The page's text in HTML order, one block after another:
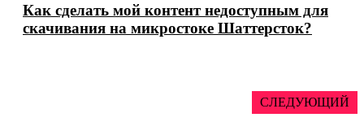
Как сделать мой контент недоступным для
скачивания на микростоке Шаттерсток?
СЛЕДУЮЩИЙ